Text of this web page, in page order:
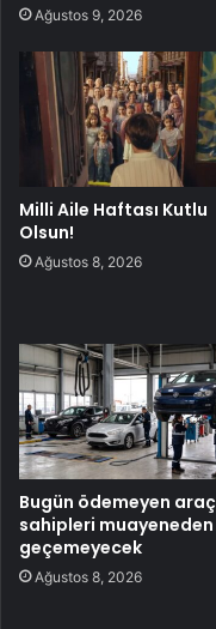
Ağustos 9, 2026
Milli Aile Haftası Kutlu
Olsun!
Ağustos 8, 2026
Bugün ödemeyen araç
sahipleri muayeneden
geçemeyecek
Ağustos 8, 2026